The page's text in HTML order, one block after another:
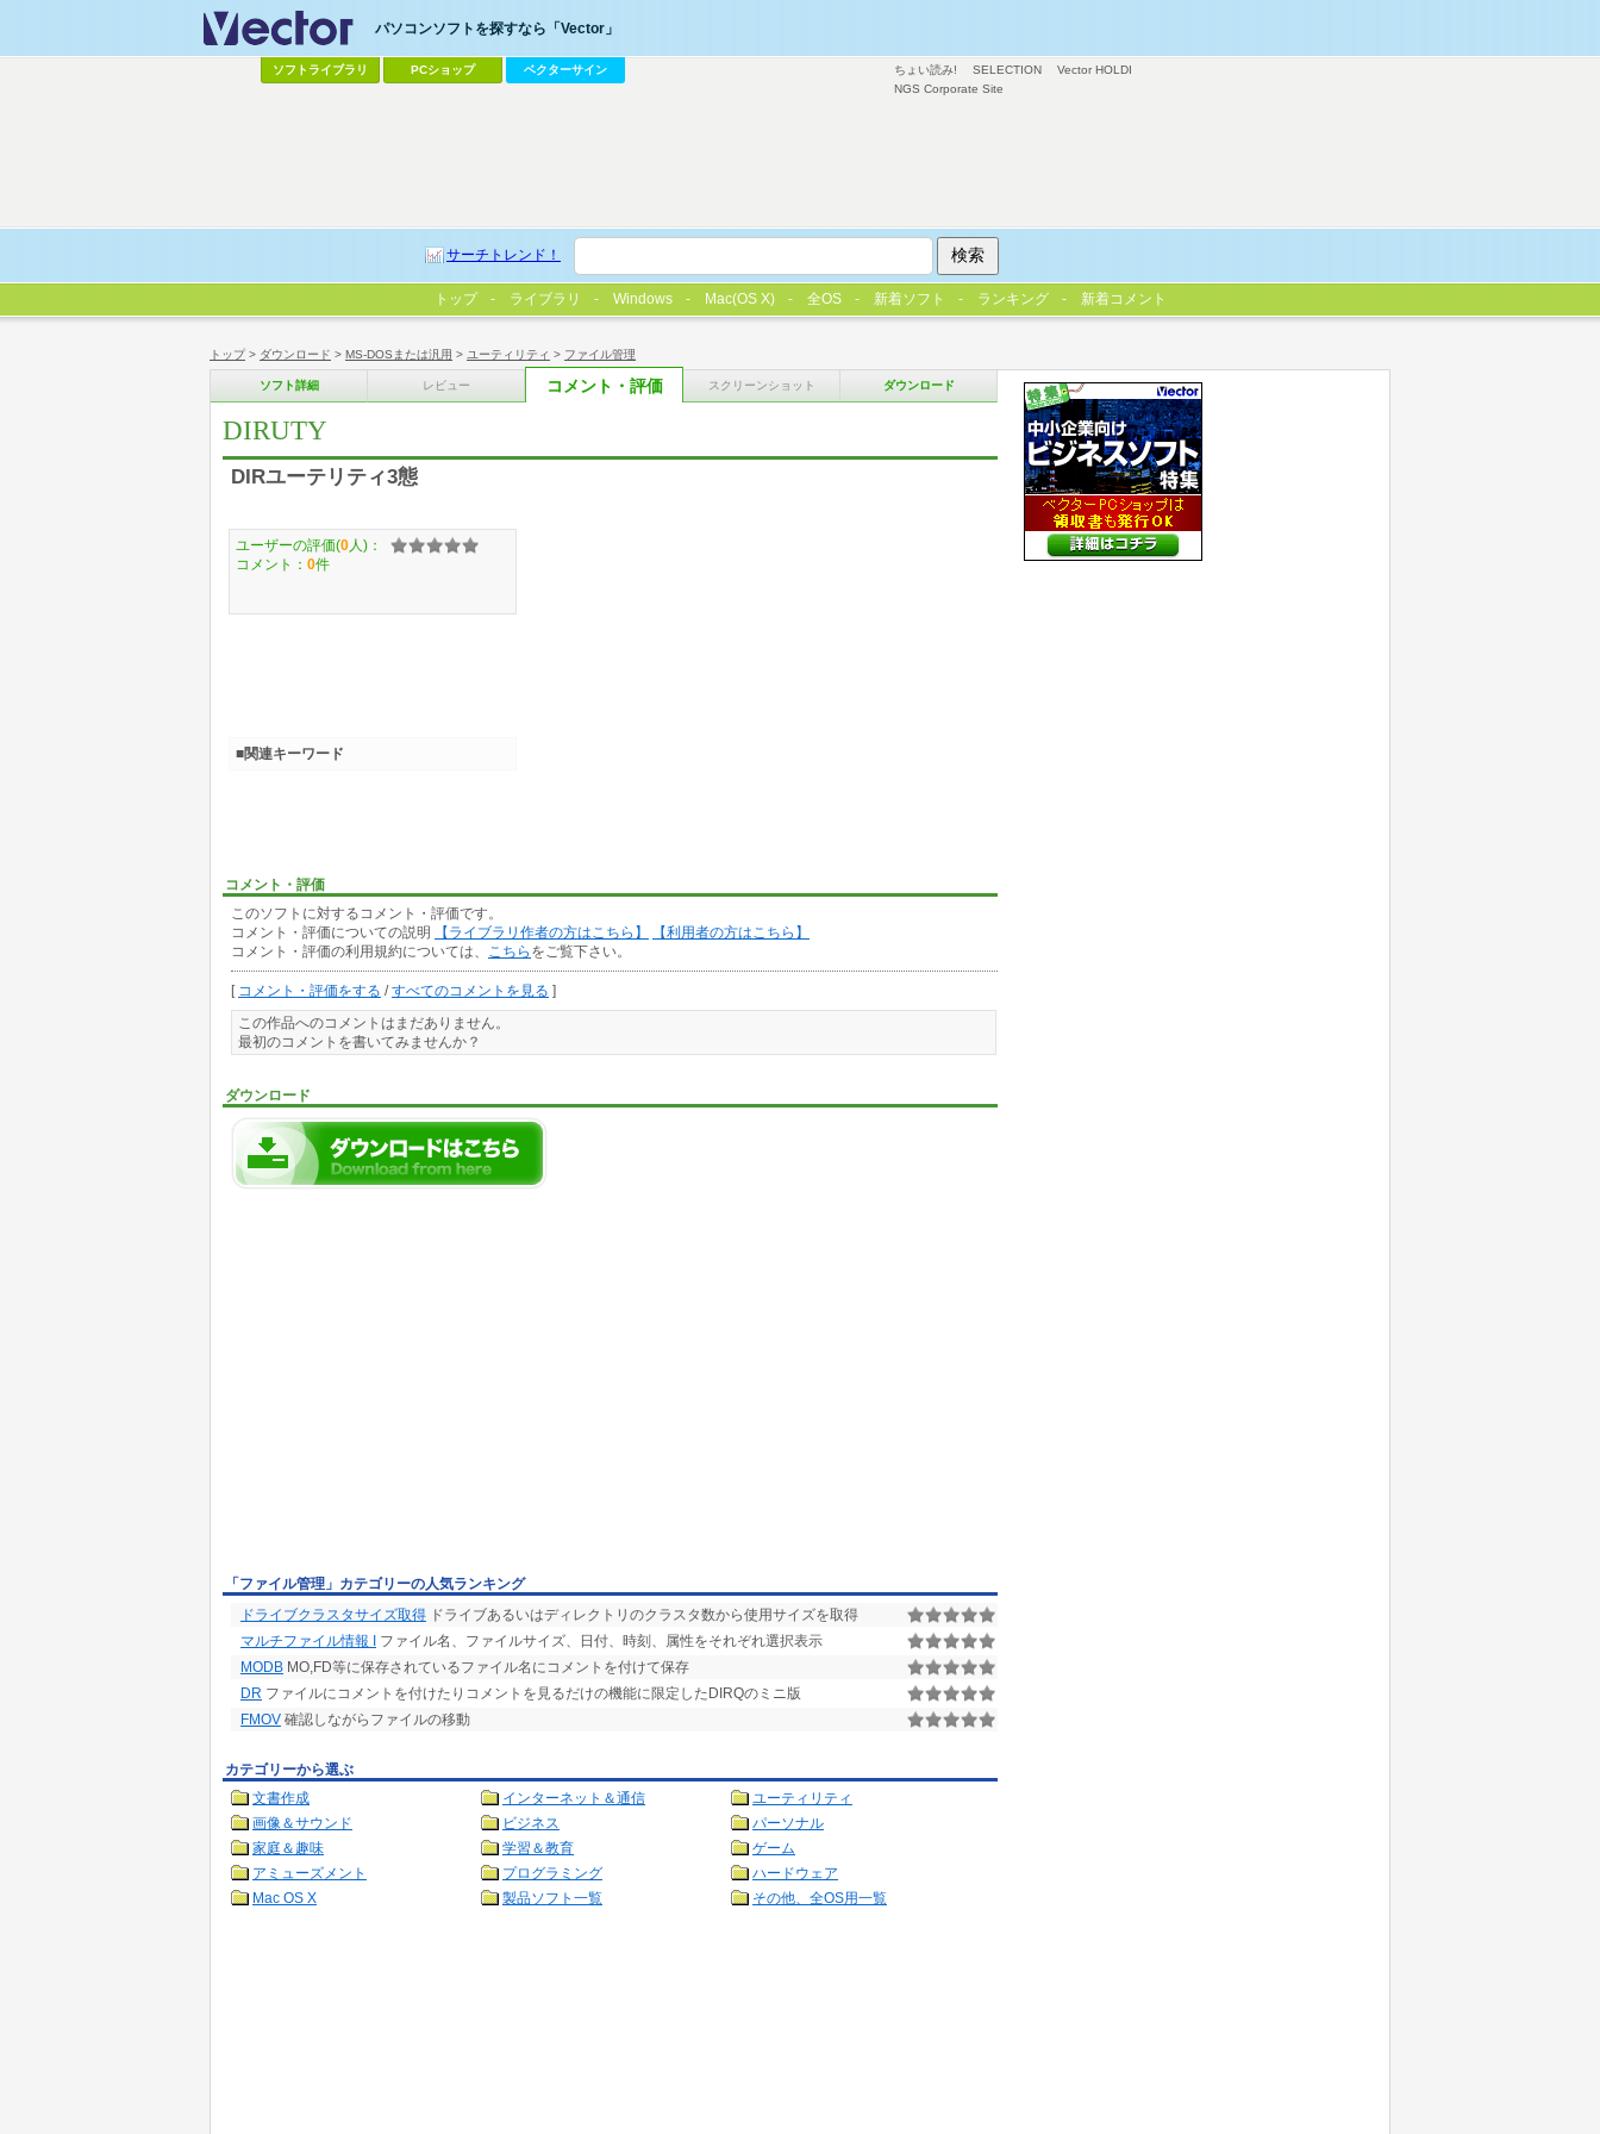
トップ> ダウンロード > MS-DOSまたは汎用 > ユーティリティ > ファイル管理
ソフト詳細 レビュー コメント・評価 スクリーンショット ダウンロード
DIRUTY
DIRユーテリティ3態
コメント・評価
このソフトに対するコメント・評価です。
コメント・評価についての説明
【ライブラリ作者の方はこちら】
【利用者の方はこちら】
コメント・評価の利用規約については、
こちら をご覧下さい。
[ コメント・評価をする /すべてのコメントを見る ]
この作品へのコメントはまだありません。
最初のコメントを書いてみませんか？
ダウンロード
ユーザーの評価(0 人)：
コメント： 0件
■関連キーワード
「ファイル管理」カテゴリーの人気ランキング
ドライブクラスタサイズ取得 ドライブあるいはディレクトリのクラスタ数から使用サイズを取得
マルチファイル情報 I ファイル名、ファイルサイズ、日付、時刻、属性をそれぞれ選択表示
MODB MO,FD等に保存されているファイル名にコメントを付けて保存
DR ファイルにコメントを付けたりコメントを見るだけの機能に限定したDIRQのミニ版
FMOV 確認しながらファイルの移動
カテゴリーから選ぶ
文書作成
インターネット＆通信
ユーティリティ
画像＆サウンド
ビジネス
パーソナル
家庭＆趣味
学習＆教育
ゲーム
アミューズメント
プログラミング
ハードウェア
Mac OS X
製品ソフト一覧 その他、全OS用一覧
ちょい読み! SELECTION
Vector HOLDI
NGS Corporate Site
パソコンソフトを探すなら「Vector」
ソフトライブラリ PCショップ ベクターサイン
サーチトレンド！
トップ ライブラリ Windows Mac(OS X) 全OS 新着ソフト ランキング 新着コメント